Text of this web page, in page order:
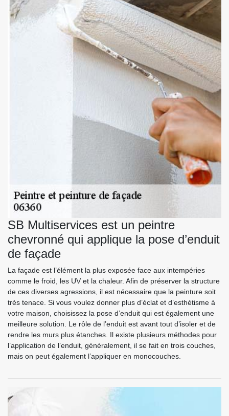
SB Multiservices est un peintre
chevronné qui applique la pose d’enduit
de façade
La façade est l’élément la plus exposée face aux intempéries
comme le froid, les UV et la chaleur. Afin de préserver la structure
de ces diverses agressions, il est nécessaire que la peinture soit
très tenace. Si vous voulez donner plus d’éclat et d’esthétisme à
votre maison, choisissez la pose d’enduit qui est également une
meilleure solution. Le rôle de l’enduit est avant tout d’isoler et de
rendre les murs plus étanches. Il existe plusieurs méthodes pour
l’application de l’enduit, généralement, il se fait en trois couches,
mais on peut également l’appliquer en monocouches.